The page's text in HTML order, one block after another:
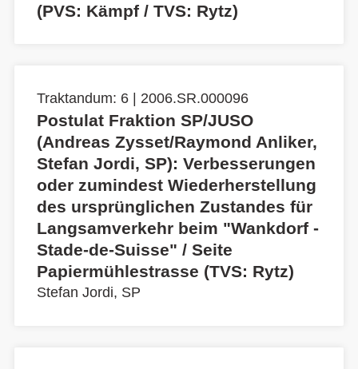
(PVS: Kämpf / TVS: Rytz)
Traktandum: 6 | 2006.SR.000096
Postulat Fraktion SP/JUSO
(Andreas Zysset/Raymond Anliker,
Stefan Jordi, SP): Verbesserungen
oder zumindest Wiederherstellung
des ursprünglichen Zustandes für
Langsamverkehr beim "Wankdorf -
Stade-de-Suisse" / Seite
Papiermühlestrasse (TVS: Rytz)
Stefan Jordi, SP